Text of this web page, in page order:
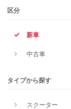
区分
新車
中古車
タイプから探す
スクーター
排気量